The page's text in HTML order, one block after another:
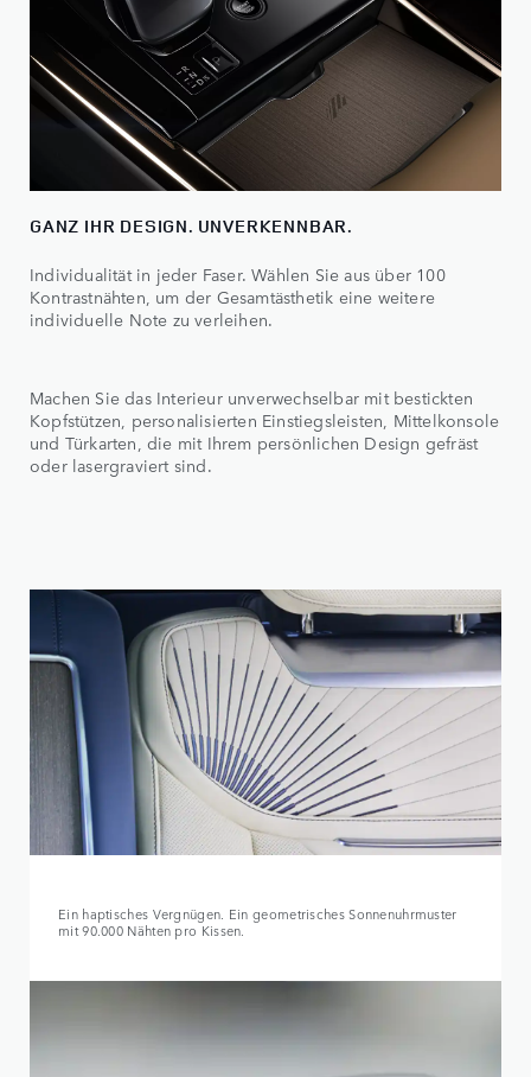
GANZ IHR DESIGN. UNVERKENNBAR.
Individualität in jeder Faser. Wählen Sie aus über 100
Kontrastnähten, um der Gesamtästhetik eine weitere
individuelle Note zu verleihen.
Machen Sie das Interieur unverwechselbar mit bestickten
Kopfstützen, personalisierten Einstiegsleisten, Mittelkonsole
und Türkarten, die mit Ihrem persönlichen Design gefräst
oder lasergraviert sind.
Ein haptisches Vergnügen. Ein geometrisches Sonnenuhrmuster
mit 90.000 Nähten pro Kissen.